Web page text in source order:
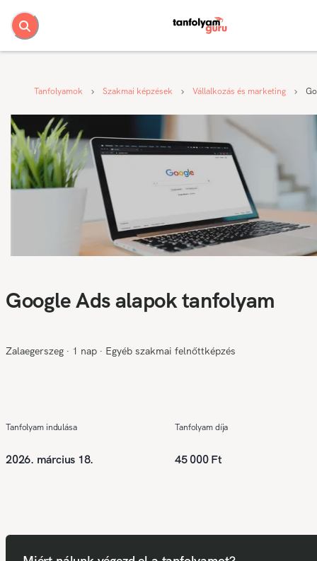
Tanfolyamok Szakmai képzések Vállalkozás és marketing
Google Ads alapok tanfolyam
Zalaegerszeg ∙ 1 nap ∙ Egyéb szakmai felnőttképzés
Tanfolyam indulása
2026. március 18.
Tanfolyam díja
45 000 Ft